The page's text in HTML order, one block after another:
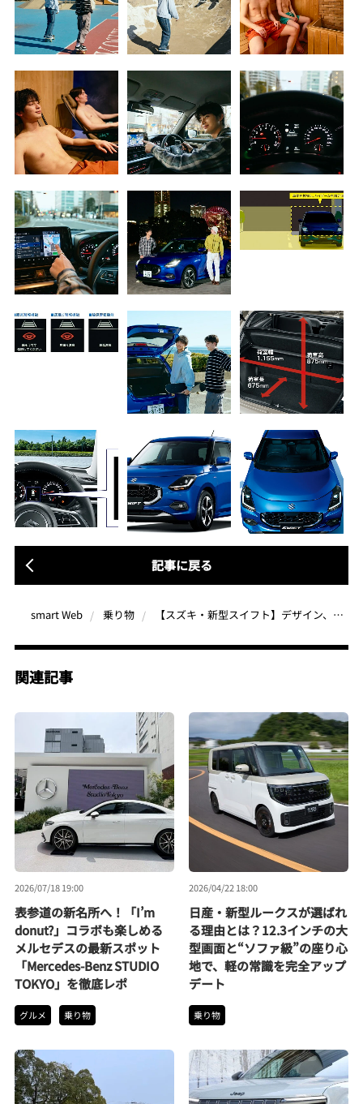
記事に戻る
smart Web 乗り物 【スズキ・新型スイフト】デザイン、走行性能、安全技術が揃った“俺たちの一台”「気の合う仲間とスイフトで。」
関連記事
2026/07/18 19:00
表参道の新名所へ！「I’m
donut?」コラボも楽しめる
メルセデスの最新スポット
「Mercedes-Benz STUDIO
TOKYO」を徹底レポ
グルメ 乗り物
2026/04/22 18:00
日産・新型ルークスが選ばれ
る理由とは？12.3インチの大
型画面と“ソファ級”の座り心
地で、軽の常識を完全アップ
デート
乗り物